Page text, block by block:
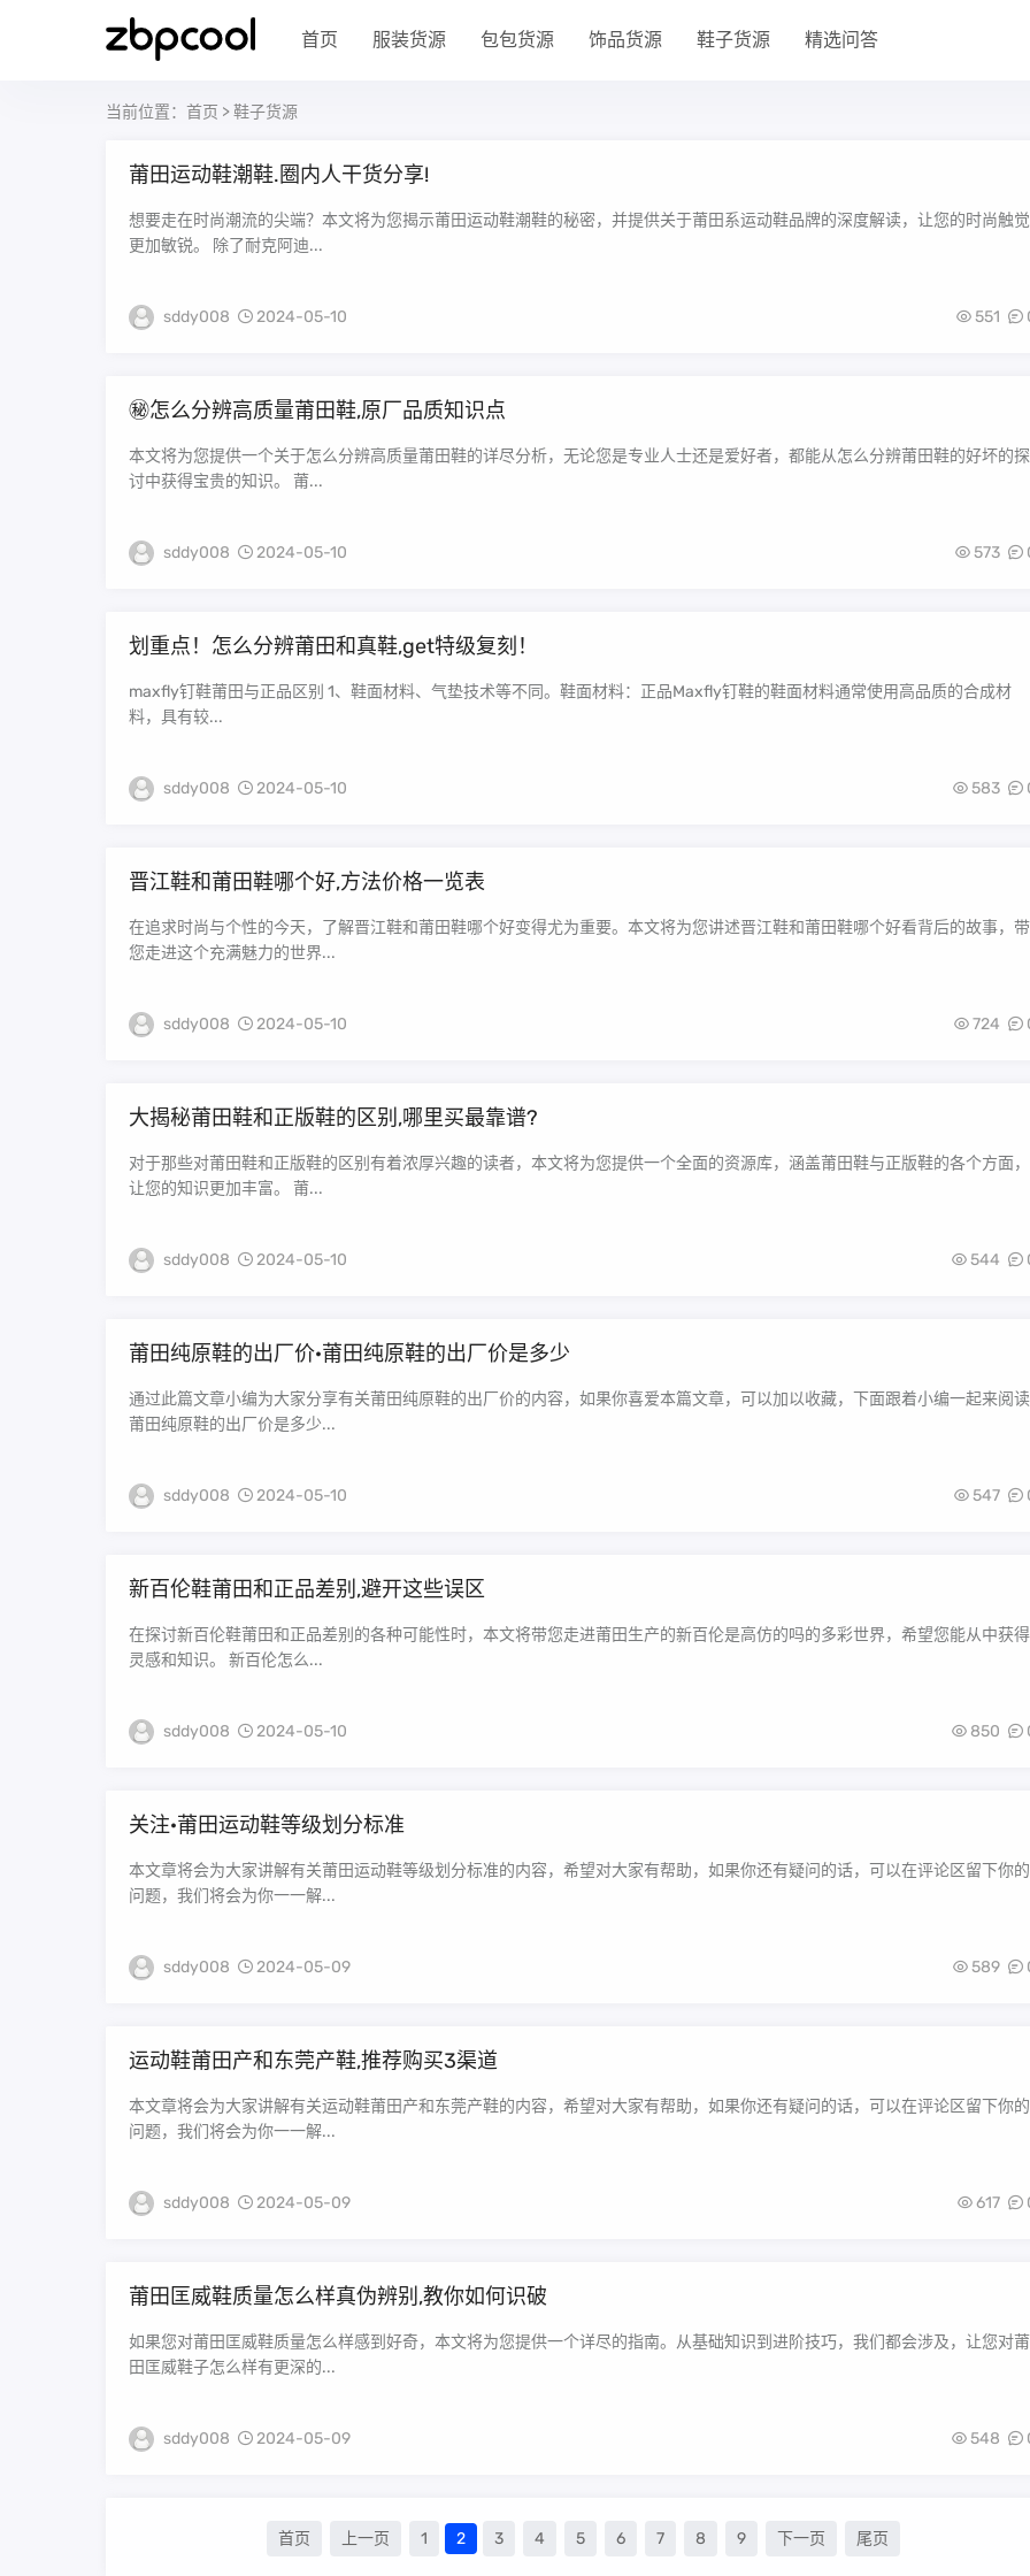
首页 服装货源 包包货源 饰品货源 鞋子货源 精选问答
当前位置： 首页 >鞋子货源
莆田运动鞋潮鞋.圈内人干货分享!
想要走在时尚潮流的尖端？本文将为您揭示莆田运动鞋潮鞋的秘密，并提供关于莆田系运动鞋品牌的深度解读，让您的时尚触觉
更加敏锐。 除了耐克阿迪...
sddy008 2024-05-10 551
㊙️怎么分辨高质量莆田鞋,原厂品质知识点
本文将为您提供一个关于怎么分辨高质量莆田鞋的详尽分析，无论您是专业人士还是爱好者，都能从怎么分辨莆田鞋的好坏的探
讨中获得宝贵的知识。 莆...
sddy008 2024-05-10 573
划重点！怎么分辨莆田和真鞋,get特级复刻！
maxfly钉鞋莆田与正品区别 1、鞋面材料、气垫技术等不同。鞋面材料：正品Maxfly钉鞋的鞋面材料通常使用高品质的合成材
料，具有较...
sddy008 2024-05-10 583
晋江鞋和莆田鞋哪个好,方法价格一览表
在追求时尚与个性的今天，了解晋江鞋和莆田鞋哪个好变得尤为重要。本文将为您讲述晋江鞋和莆田鞋哪个好看背后的故事，带
您走进这个充满魅力的世界...
sddy008 2024-05-10 724
大揭秘莆田鞋和正版鞋的区别,哪里买最靠谱?
对于那些对莆田鞋和正版鞋的区别有着浓厚兴趣的读者，本文将为您提供一个全面的资源库，涵盖莆田鞋与正版鞋的各个方面，
让您的知识更加丰富。 莆...
sddy008 2024-05-10 544
莆田纯原鞋的出厂价·莆田纯原鞋的出厂价是多少
通过此篇文章小编为大家分享有关莆田纯原鞋的出厂价的内容，如果你喜爱本篇文章，可以加以收藏，下面跟着小编一起来阅读
莆田纯原鞋的出厂价是多少...
sddy008 2024-05-10 547
新百伦鞋莆田和正品差别,避开这些误区
在探讨新百伦鞋莆田和正品差别的各种可能性时，本文将带您走进莆田生产的新百伦是高仿的吗的多彩世界，希望您能从中获得
灵感和知识。 新百伦怎么...
sddy008 2024-05-10 850
关注·莆田运动鞋等级划分标准
本文章将会为大家讲解有关莆田运动鞋等级划分标准的内容，希望对大家有帮助，如果你还有疑问的话，可以在评论区留下你的
问题，我们将会为你一一解...
sddy008 2024-05-09 589
运动鞋莆田产和东莞产鞋,推荐购买3渠道
本文章将会为大家讲解有关运动鞋莆田产和东莞产鞋的内容，希望对大家有帮助，如果你还有疑问的话，可以在评论区留下你的
问题，我们将会为你一一解...
sddy008 2024-05-09 617
莆田匡威鞋质量怎么样真伪辨别,教你如何识破
如果您对莆田匡威鞋质量怎么样感到好奇，本文将为您提供一个详尽的指南。从基础知识到进阶技巧，我们都会涉及，让您对莆
田匡威鞋子怎么样有更深的...
sddy008 2024-05-09 548
首页 上一页 1 2 3 4 5 6 7 8 9 下一页 尾页